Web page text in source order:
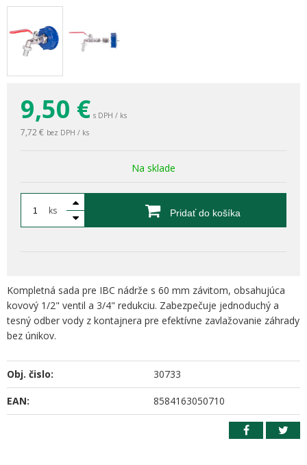
9,50 € s DPH / ks
7,72 € bez DPH / ks
Na sklade
ks Pridať do košíka
Kompletná sada pre IBC nádrže s 60 mm závitom, obsahujúca
kovový 1/2" ventil a 3/4" redukciu. Zabezpečuje jednoduchý a
tesný odber vody z kontajnera pre efektívne zavlažovanie záhrady
bez únikov.
Obj. čislo: 30733
EAN: 8584163050710